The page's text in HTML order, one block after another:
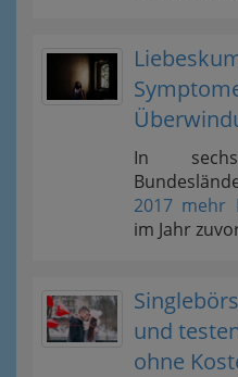
In sechs
2017 mehr
im Jahr
und
ohne